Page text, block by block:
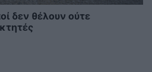
δεν θέλουν ούτε